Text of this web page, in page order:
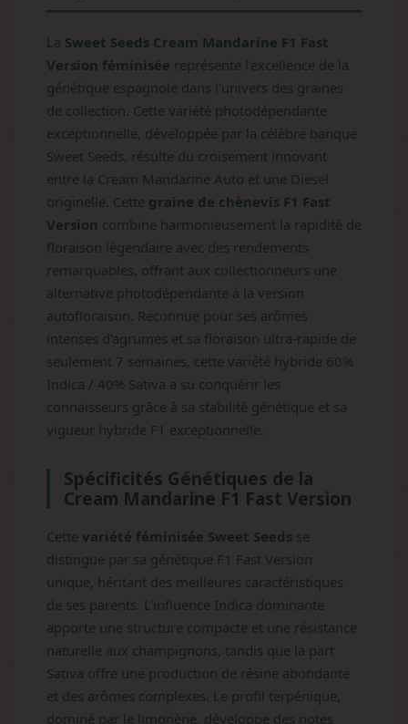
La Sweet Seeds Cream Mandarine F1 Fast
Version féminisée représente l'excellence de la
génétique espagnole dans l'univers des graines
de collection. Cette variété photodépendante
exceptionnelle, développée par la célèbre banque
Sweet Seeds, résulte du croisement innovant
entre la Cream Mandarine Auto et une Diesel
originelle. Cette graine de chènevis F1 Fast
Version combine harmonieusement la rapidité de
floraison légendaire avec des rendements
remarquables, offrant aux collectionneurs une
alternative photodépendante à la version
autofloraison. Reconnue pour ses arômes
intenses d'agrumes et sa floraison ultra-rapide de
seulement 7 semaines, cette variété hybride 60%
Indica / 40% Sativa a su conquérir les
connaisseurs grâce à sa stabilité génétique et sa
vigueur hybride F1 exceptionnelle.
Spécificités Génétiques de la
Cream Mandarine F1 Fast Version
Cette variété féminisée Sweet Seeds se
distingue par sa génétique F1 Fast Version
unique, héritant des meilleures caractéristiques
de ses parents. L'influence Indica dominante
apporte une structure compacte et une résistance
naturelle aux champignons, tandis que la part
Sativa offre une production de résine abondante
et des arômes complexes. Le profil terpénique,
dominé par le limonène, développe des notes